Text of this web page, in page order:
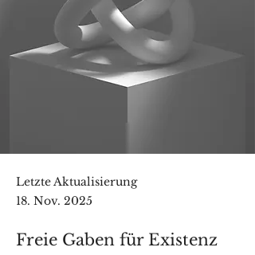
Letzte Aktualisierung
18. Nov. 2025
Freie Gaben für Existenz